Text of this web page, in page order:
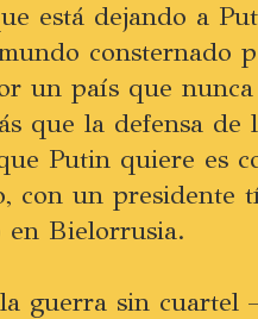
está dejando a
consternado
un país que
que la defensa de
Putin quiere es
con un presidente
en Bielorrusia.
guerra sin cuartel